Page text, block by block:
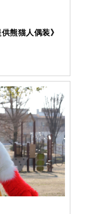
熊猫人偶装》